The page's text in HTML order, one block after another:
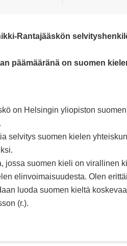
Rantajääskön
päämääränä on suomen
on Helsingin yliopiston
selvitys suomen kielen
jossa suomen kieli on virallinen
elinvoimaisuudesta. Olen
luoda suomen kieltä
(r.).